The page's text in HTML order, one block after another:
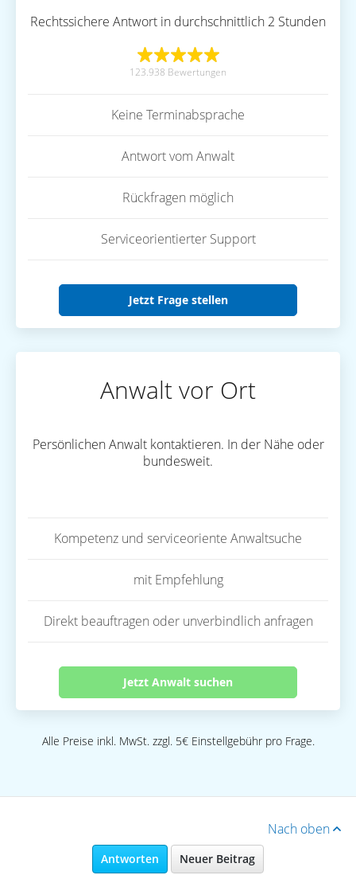
Rechtssichere Antwort in durchschnittlich 2 Stunden
123.938 Bewertungen
Keine Terminabsprache
Antwort vom Anwalt
Rückfragen möglich
Serviceorientierter Support
Jetzt Frage stellen
Anwalt vor Ort
Persönlichen Anwalt kontaktieren. In der Nähe oder
bundesweit.
Kompetenz und serviceoriente Anwaltsuche
mit Empfehlung
Direkt beauftragen oder unverbindlich anfragen
Jetzt Anwalt suchen
Alle Preise inkl. MwSt. zzgl. 5€ Einstellgebühr pro Frage.
Nach oben
Antworten Neuer Beitrag